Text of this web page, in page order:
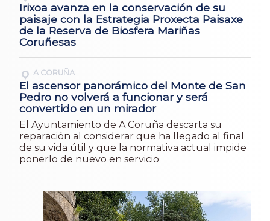
Irixoa avanza en la conservación de su
paisaje con la Estrategia Proxecta Paisaxe
de la Reserva de Biosfera Mariñas
Coruñesas
A CORUÑA
El ascensor panorámico del Monte de San
Pedro no volverá a funcionar y será
convertido en un mirador
El Ayuntamiento de A Coruña descarta su
reparación al considerar que ha llegado al final
de su vida útil y que la normativa actual impide
ponerlo de nuevo en servicio